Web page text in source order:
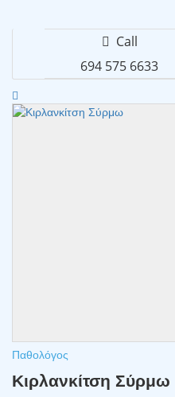
Call
694 575 6633
Παθολόγος
Κιρλανκίτση Σύρμω